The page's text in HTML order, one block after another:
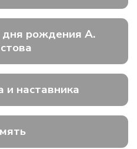
рождения А.
и наставника